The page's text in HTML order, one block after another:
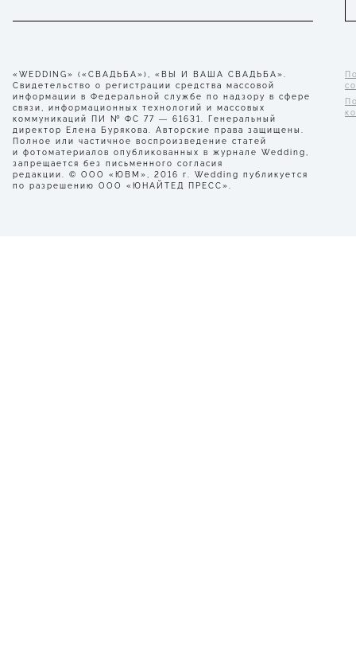
«WEDDING» («СВАДЬБА»), «ВЫ И ВАША СВАДЬБА».
Свидетельство о регистрации средства массовой
информации в Федеральной службе по надзору в сфере
связи, информационных технологий и массовых
коммуникаций ПИ № ФС 77 — 61631. Генеральный
директор Елена Бурякова. Авторские права защищены.
Полное или частичное воспроизведение статей
и фотоматериалов опубликованных в журнале Wedding,
запрещается без письменного согласия
редакции. © ООО «ЮВМ», 2016 г. Wedding публикуется
по разрешению ООО «ЮНАЙТЕД ПРЕСС».